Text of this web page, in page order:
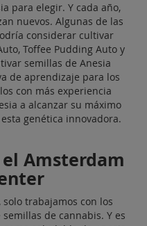
para elegir. Y cada año,
nuevos. Algunas de las
considerar cultivar
Toffee Pudding Auto y
semillas de Anesia
de aprendizaje para los
con más experiencia
a alcanzar su máximo
genética innovadora.
el Amsterdam
solo trabajamos con los
de cannabis. Y es